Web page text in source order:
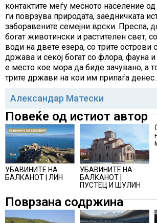
контактите меѓу месното население
ги поврзува природата, заедничката
заборавените семејни врски. Преспа,
богат животински и растителен свет,
води на двете езера, со трите острови
држава и секој богат со флора, фауна и
е место кое мора да биде зачувано, а
трите држави на кои им припаѓа денес.
Александар Матески
Повеќе од истиот автор
УБАВИНИТЕ НА
БАЛКАНОТ | ЛИН
УБАВИНИТЕ НА
БАЛКАНОТ |
ПУСТЕЦ И ШУЛИН
Поврзана содржина